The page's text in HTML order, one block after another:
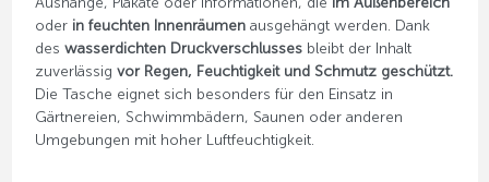
oder in feuchten Innenräumenausgehängt werden. Dank
des wasserdichten Druckverschlussesbleibt der Inhalt
zuverlässig vor Regen, Feuchtigkeit und Schmutz geschützt.
Die Tasche eignet sich besonders für den Einsatz in
Gärtnereien, Schwimmbädern, Saunen oder anderen
Umgebungen mit hoher Luftfeuchtigkeit.